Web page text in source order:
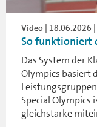
Video | 18.06.2026 |
So funktioniert
Das System der
Olympics basiert
Special Olympics
gleichstarke